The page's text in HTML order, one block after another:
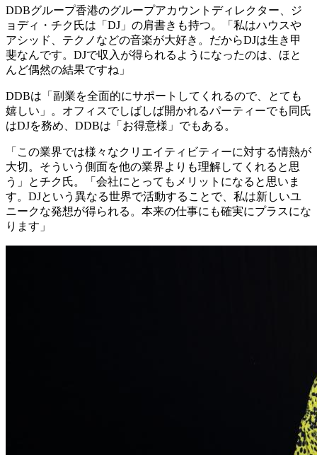
DDBグループ香港のグループアカウントディレクター、ジ
ョディ・チク氏は「DJ」の肩書きも持つ。「私はハウスや
アシッド、テクノなどの音楽が大好き。だからDJは生き甲
斐なんです。DJで収入が得られるようになったのは、ほと
んど偶然の結果ですね」
DDBは「副業を全面的にサポートしてくれるので、とても
嬉しい」。オフィスでしばしば開かれるパーティーでも同氏
はDJを務め、DDBは「お得意様」でもある。
「この業界では様々なクリエイティビティーに対する情熱が
大切。そういう側面を他の業界よりも理解してくれると思
う」とチク氏。「会社にとってもメリットになると思いま
す。DJという異なる世界で活動することで、私は新しいユ
ニークな発想が得られる。本来の仕事にも確実にプラスにな
ります」